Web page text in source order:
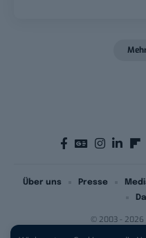
© 2003 - 2026
Über uns Presse